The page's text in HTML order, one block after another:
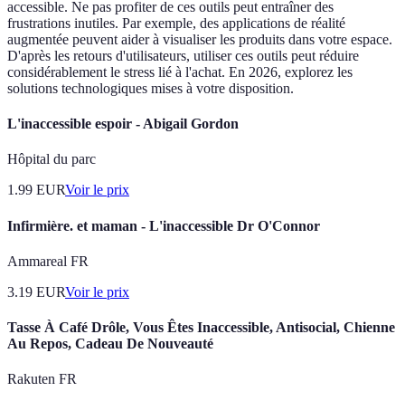
accessible. Ne pas profiter de ces outils peut entraîner des
frustrations inutiles. Par exemple, des applications de réalité
augmentée peuvent aider à visualiser les produits dans votre espace.
D'après les retours d'utilisateurs, utiliser ces outils peut réduire
considérablement le stress lié à l'achat. En 2026, explorez les
solutions technologiques mises à votre disposition.
L'inaccessible espoir - Abigail Gordon
Hôpital du parc
1.99 EURVoir le prix
Infirmière. et maman - L'inaccessible Dr O'Connor
Ammareal FR
3.19 EURVoir le prix
Tasse À Café Drôle, Vous Êtes Inaccessible, Antisocial, Chienne
Au Repos, Cadeau De Nouveauté
Rakuten FR